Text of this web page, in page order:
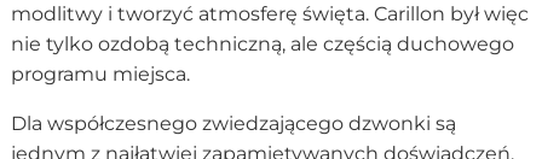
modlitwy i tworzyć atmosferę święta. Carillon był więc
nie tylko ozdobą techniczną, ale częścią duchowego
programu miejsca.
Dla współczesnego zwiedzającego dzwonki są
jednym z najłatwiej zapamiętywanych doświadczeń.